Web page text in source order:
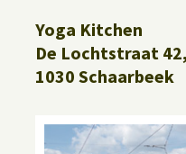
Yoga Kitchen
De Lochtstraat 42,
1030 Schaarbeek